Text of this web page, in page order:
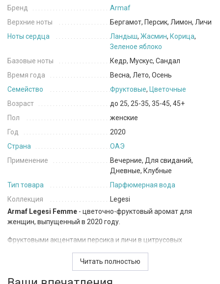
Бренд
Armaf
Верхние ноты
Бергамот, Персик, Лимон, Личи
Ноты сердца
Ландыш, Жасмин, Корица,
Зеленое яблоко
Базовые ноты
Кедр, Мускус, Сандал
Время года
Весна, Лето, Осень
Семейство
Фруктовые, Цветочные
Возраст
до 25, 25-35, 35-45, 45+
Пол
женские
Год
2020
Страна
ОАЭ
Применение
Вечерние, Для свиданий,
Дневные, Клубные
Тип товара
Парфюмерная вода
Коллекция
Legesi
Armaf Legesi Femme - цветочно-фруктовый аромат для
женщин, выпущенный в 2020 году.
Фруктовыми акцентами персика и личи в цитрусовых
Средние ноты наполняют парфюм букетом из ландыша и
жасмина, кислинкой зеленого яблока в облаке восточной
пикантной корицы. Благородные древесные породы кедра,
Читать полностью